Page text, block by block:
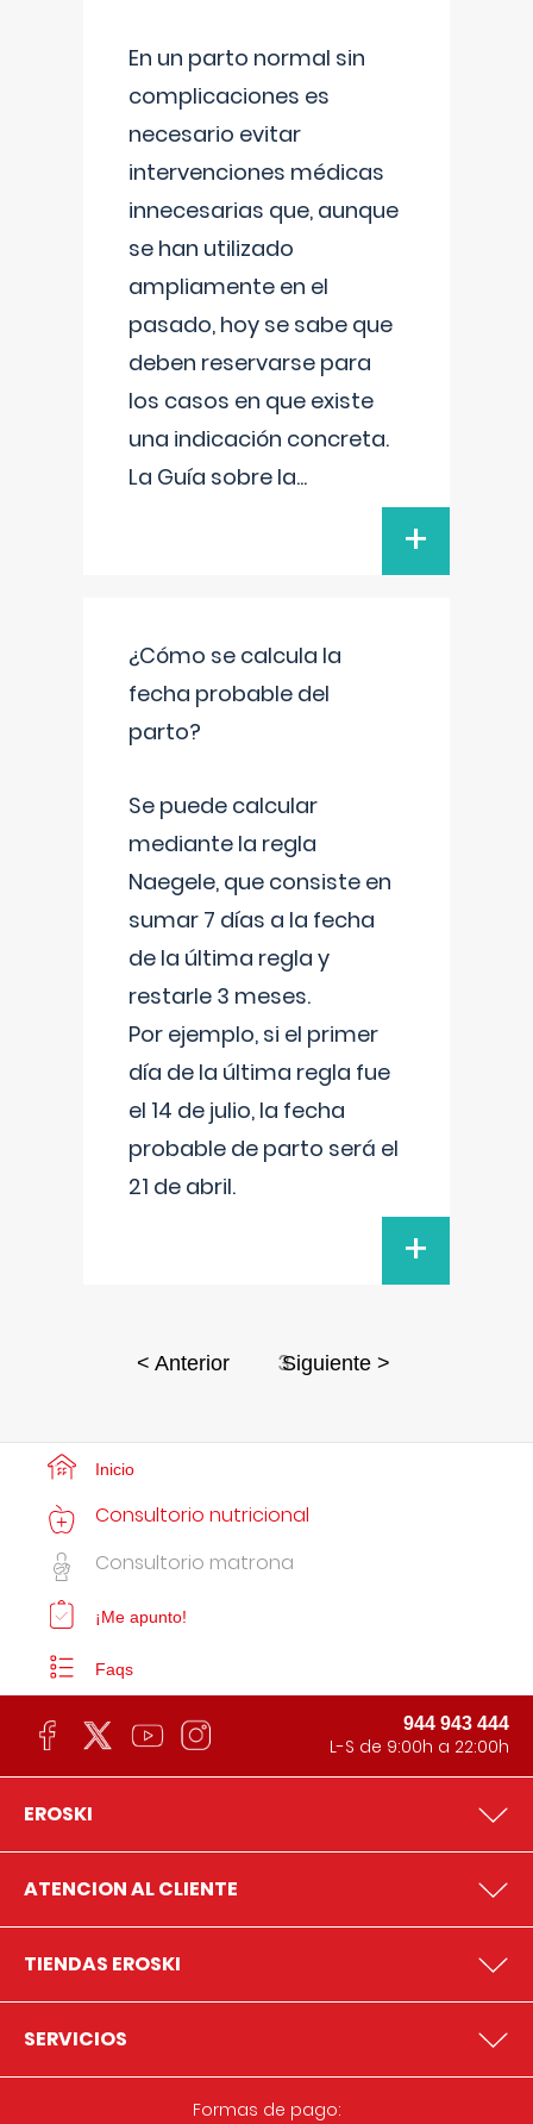
En un parto normal sin
complicaciones es
necesario evitar
intervenciones médicas
innecesarias que, aunque
se han utilizado
ampliamente en el
pasado, hoy se sabe que
deben reservarse para
los casos en que existe
una indicación concreta.
La Guía sobre la...
+
¿Cómo se calcula la
fecha probable del
parto?
Se puede calcular
mediante la regla
Naegele, que consiste en
sumar 7 días a la fecha
de la última regla y
restarle 3 meses.
Por ejemplo, si el primer
día de la última regla fue
el 14 de julio, la fecha
probable de parto será el
21 de abril.
+
< Anterior 3Siguiente >
Inicio
Consultorio nutricional
Consultorio matrona
¡Me apunto!
Faqs
944 943 444
L-S de 9:00h a 22:00h
EROSKI
ATENCION AL CLIENTE
TIENDAS EROSKI
SERVICIOS
Formas de pago: